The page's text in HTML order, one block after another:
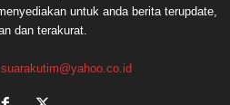
untuk anda berita terupdate,
dan terakurat.
suarakutim@yahoo.co.id